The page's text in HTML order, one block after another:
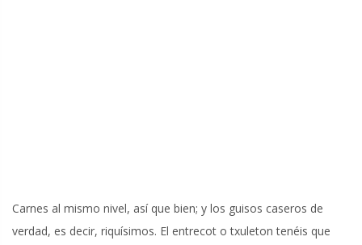
Carnes al mismo nivel, así que bien; y los guisos caseros de
verdad, es decir, riquísimos. El entrecot o txuleton tenéis que